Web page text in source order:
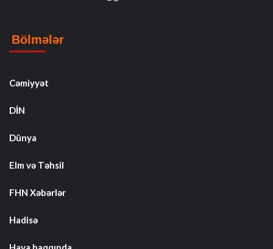
Bölmələr
Cəmiyyət
DİN
Dünya
Elm və Təhsil
FHN Xəbərlər
Hadisə